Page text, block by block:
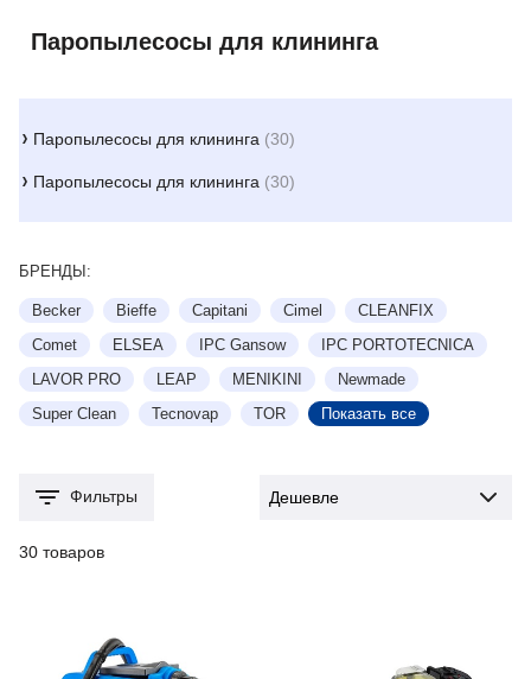
Паропылесосы для клининга
Паропылесосы для клининга (30)
Паропылесосы для клининга (30)
БРЕНДЫ:
Becker Bieffe Capitani Cimel
CLEANFIX
Comet
ELSEA IPC Gansow
IPC PORTOTECNICA
LAVOR PRO
LEAP MENIKINI
Newmade
Super Clean
Tecnovap TOR
30 товаров
Фильтры